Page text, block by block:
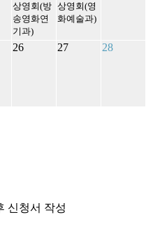
상영회(방
송영화연
기과)
상영회(영
화예술과)
26 27 28
신청서 작성